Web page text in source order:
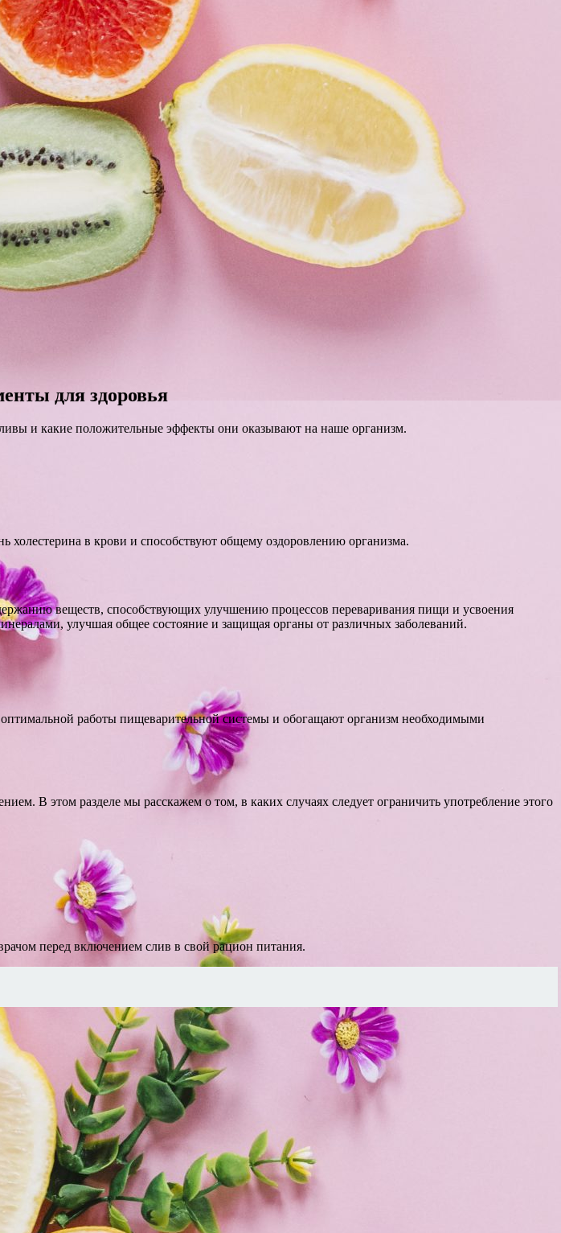
для здоровья
и какие положительные эффекты они оказывают на наше организм.
в крови и способствуют общему оздоровлению организма.
веществ, способствующих улучшению процессов переваривания пищи и усвоения
улучшая общее состояние и защищая органы от различных заболеваний.
работы пищеварительной системы и обогащают организм необходимыми
В этом разделе мы расскажем о том, в каких случаях следует ограничить употребление этого
перед включением слив в свой рацион питания.